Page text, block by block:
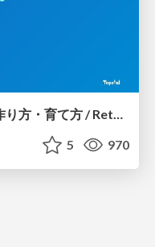
もう一度考える SRE チームの作り方・育て方 / Rethinking SRE #1: Building and Growing SRE Teams
5 970